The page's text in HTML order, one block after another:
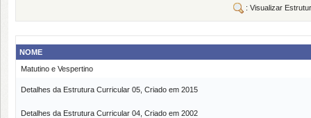
: Visualizar
NOME
Matutino e Vespertino
Detalhes da Estrutura Curricular 05, Criado em 2015
Detalhes da Estrutura Curricular 04, Criado em 2002